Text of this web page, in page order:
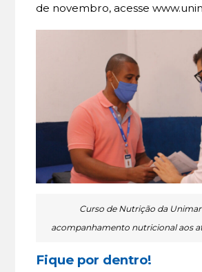
de novembro, acesse
Curso de Nutrição da Unimar
acompanhamento nutricional aos
Fique por dentro!